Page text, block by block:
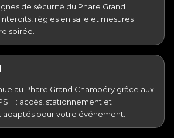
de sécurité du Phare Grand
règles en salle et mesures
soirée.
au Phare Grand Chambéry grâce aux
: accès, stationnement et
pour votre événement.